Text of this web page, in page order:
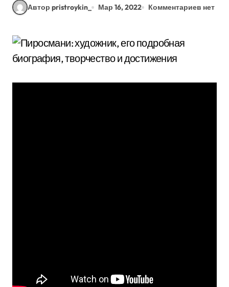
Автор pristroykin_ Мар 16, 2022 Комментариев нет